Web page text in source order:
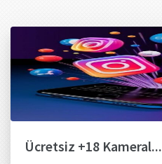
Ücretsiz +18 Kameral...